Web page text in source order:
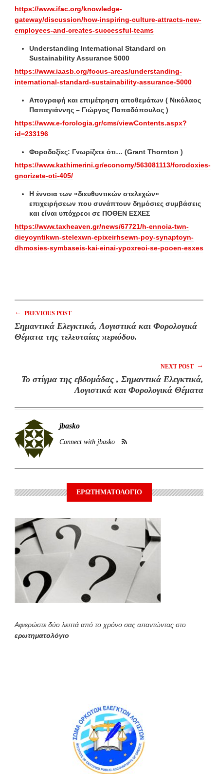
https://www.ifac.org/knowledge-
gateway/discussion/how-inspiring-culture-attracts-new-
employees-and-creates-successful-teams
Understanding International Standard on
Sustainability Assurance 5000
https://www.iaasb.org/focus-areas/understanding-
international-standard-sustainability-assurance-5000
Απογραφή και επιμέτρηση αποθεμάτων ( Νικόλαος
Παπαγιάννης – Γιώργος Παπαδόπουλος )
https://www.e-forologia.gr/cms/viewContents.aspx?
id=233196
Φοροδοξίες: Γνωρίζετε ότι… (Grant Thornton )
https://www.kathimerini.gr/economy/563081113/forodoxies-
gnorizete-oti-405/
Η έννοια των «διευθυντικών στελεχών»
επιχειρήσεων που συνάπτουν δημόσιες συμβάσεις
και είναι υπόχρεοι σε ΠΟΘΕΝ ΕΣΧΕΣ
https://www.taxheaven.gr/news/67721/h-ennoia-twn-
dieyoyntikwn-stelexwn-epixeirhsewn-poy-synaptoyn-
dhmosies-symbaseis-kai-einai-ypoxreoi-se-pooen-esxes
← PREVIOUS POST
Σημαντικά Ελεγκτικά, Λογιστικά και Φορολογικά
Θέματα της τελευταίας περιόδου.
NEXT POST →
Το στίγμα της εβδομάδας , Σημαντικά Ελεγκτικά,
Λογιστικά και Φορολογικά Θέματα
jbasko
Connect with jbasko
ΕΡΩΤΗΜΑΤΟΛΟΓΙΟ
Αφιερώστε δύο λεπτά από το χρόνο σας απαντώντας στο
ερωτηματολόγιο